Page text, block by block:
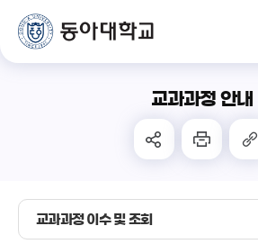
교과과정 안내
교과과정 이수 및 조회